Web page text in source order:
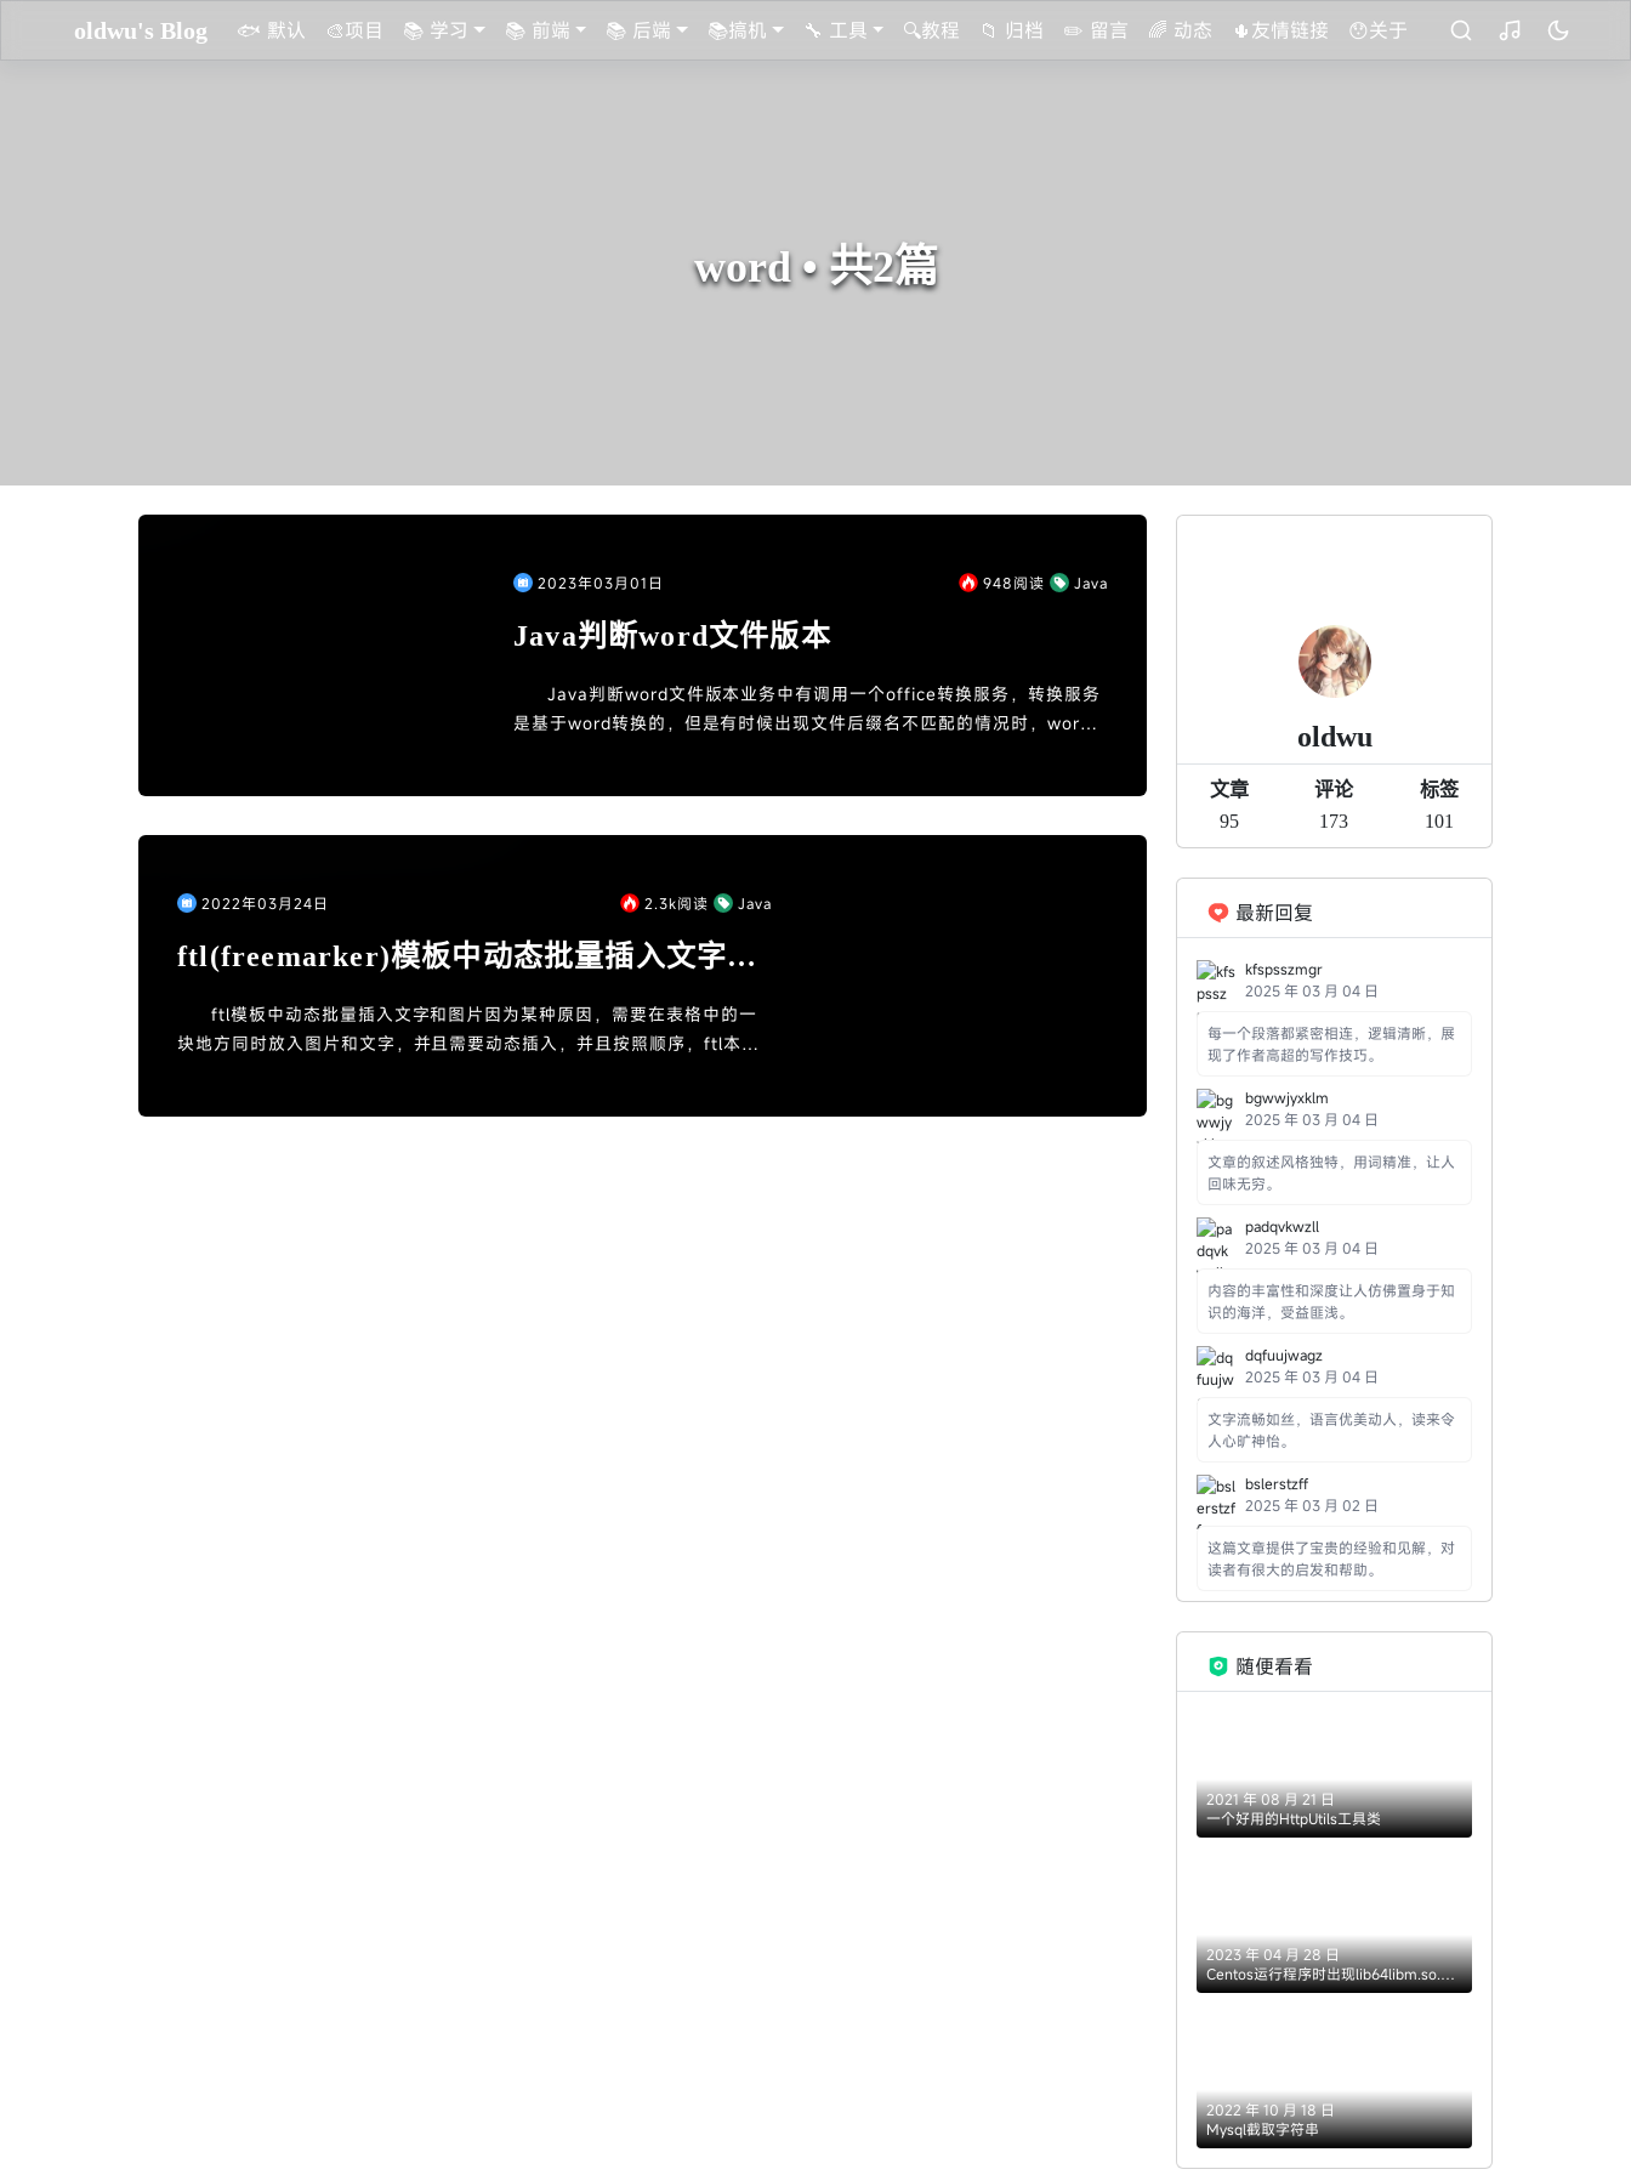
oldwu's Blog 🐟 默认 🎨项目 📚 学习 📚 前端 📚 后端 📚搞机 🔧 工具 🔍教程 📁 归档 ✏️ 留言 🌈 动态 🌵友情链接 😯关于
word • 共2篇
oldwu
文章 评论
标签
95
173 101
最新回复
kfspsszmgr
2025 年 03 月 04 日
每一个段落都紧密相连，逻辑清晰，展
现了作者高超的写作技巧。
bgwwjyxklm
2025 年 03 月 04 日
文章的叙述风格独特，用词精准，让人
回味无穷。
padqvkwzll
2025 年 03 月 04 日
内容的丰富性和深度让人仿佛置身于知
识的海洋，受益匪浅。
dqfuujwagz
2025 年 03 月 04 日
文字流畅如丝，语言优美动人，读来令
人心旷神怡。
bslerstzff
2025 年 03 月 02 日
这篇文章提供了宝贵的经验和见解，对
读者有很大的启发和帮助。
随便看看
2021 年 08 月 21 日
一个好用的HttpUtils工具类
2023 年 04 月 28 日
Centos运行程序时出现lib64libm.so.6
versionGLIBC_2.29' not found`解决方
2022 年 10 月 18 日
Mysql截取字符串
2023年03月01日 948阅读 Java
Java判断word文件版本
Java判断word文件版本业务中有调用一个office转换服务，转换服务
是基于word转换的，但是有时候出现文件后缀名不匹配的情况时，word
2022年03月24日 2.3k阅读 Java
ftl(freemarker)模板中动态批量插入文字和
ftl模板中动态批量插入文字和图片因为某种原因，需要在表格中的一
块地方同时放入图片和文字，并且需要动态插入，并且按照顺序，ftl本质